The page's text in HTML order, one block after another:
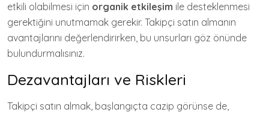
etkili olabilmesi için organik etkileşim ile desteklenmesi
gerektiğini unutmamak gerekir. Takipçi satın almanın
avantajlarını değerlendirirken, bu unsurları göz önünde
bulundurmalısınız.
Dezavantajları ve Riskleri
Takipçi satın almak, başlangıçta cazip görünse de,